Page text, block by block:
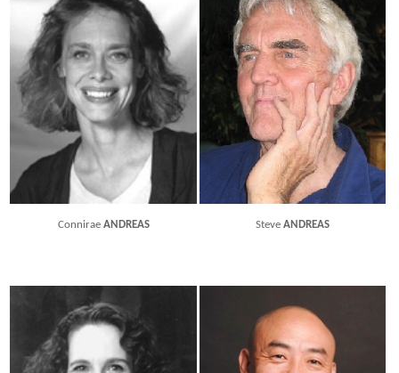
Connirae ANDREAS Steve ANDREAS